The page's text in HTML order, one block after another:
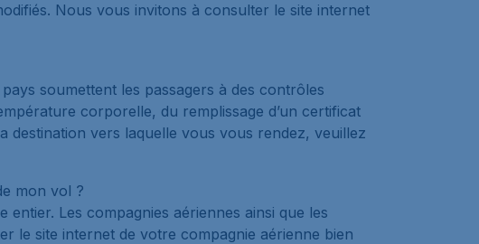
Nous vous invitons à consulter le site internet
soumettent les passagers à des contrôles
corporelle, du remplissage d’un certificat
destination vers laquelle vous vous rendez, veuillez
mon vol ?
Les compagnies aériennes ainsi que les
le site internet de votre compagnie aérienne bien